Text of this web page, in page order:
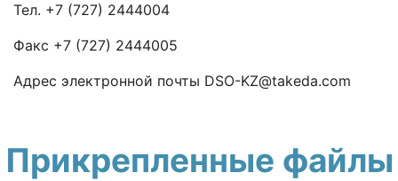
Тел. +7 (727) 2444004
Факс +7 (727) 2444005
Адрес электронной почты DSO-KZ@takeda.com
Прикрепленные файлы